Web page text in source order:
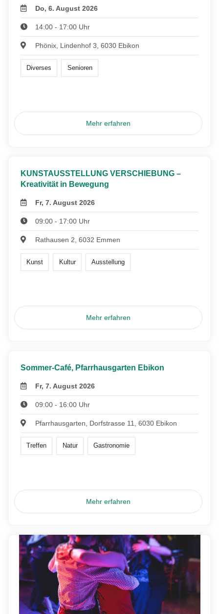
Do, 6. August 2026
14:00 - 17:00 Uhr
Phönix, Lindenhof 3, 6030 Ebikon
Diverses Senioren
Mehr erfahren
KUNSTAUSSTELLUNG VERSCHIEBUNG –
Kreativität in Bewegung
Fr, 7. August 2026
09:00 - 17:00 Uhr
Rathausen 2, 6032 Emmen
Kunst Kultur Ausstellung
Mehr erfahren
Sommer-Café, Pfarrhausgarten Ebikon
Fr, 7. August 2026
09:00 - 16:00 Uhr
Pfarrhausgarten, Dorfstrasse 11, 6030 Ebikon
Treffen Natur Gastronomie
Mehr erfahren